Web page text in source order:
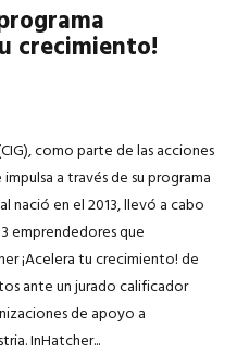
crecimiento!
como parte de las acciones
a través de su programa
nació en el 2013, llevó a cabo
emprendedores que
¡Acelera tu crecimiento! de
ante un jurado calificador
de apoyo a
InHatcher...